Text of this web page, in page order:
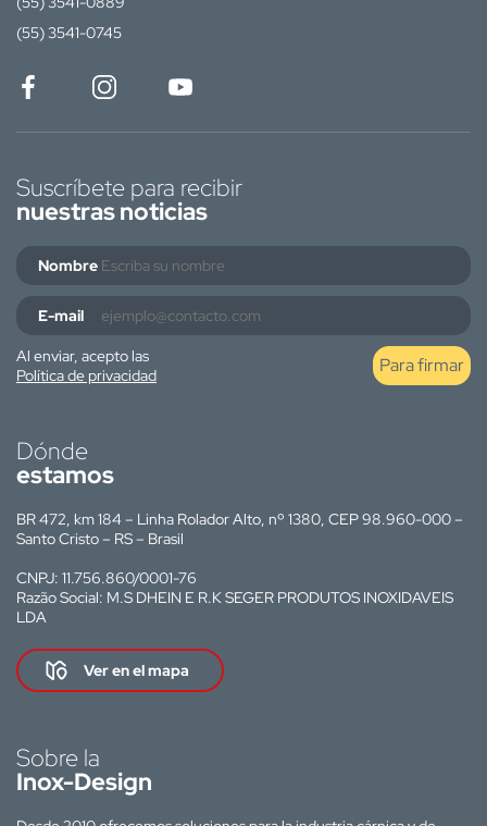
(55) 3541-0745
Suscríbete para recibir
nuestras noticias
Nombre
E-mail
Al enviar, acepto las
Política de privacidad
Para firmar
Dónde
estamos
BR 472, km 184 – Linha Rolador Alto, nº 1380, CEP 98.960-000 –
Santo Cristo – RS – Brasil
CNPJ: 11.756.860/0001-76
Razão Social: M.S DHEIN E R.K SEGER PRODUTOS INOXIDAVEIS
LDA
Ver en el mapa
Sobre la
Inox-Design